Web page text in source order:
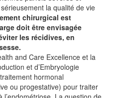
la qualité de vie
chirurgical est
doit être envisagée
les récidives, en
and Care Excellence et la
et d’Embryologie
hormonal
ou progestative) pour traiter